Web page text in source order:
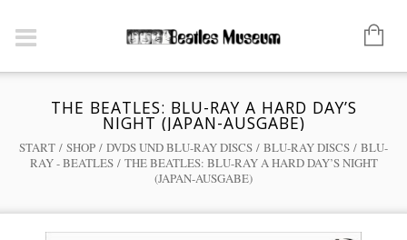
THE BEATLES: BLU-RAY A HARD DAY’S
NIGHT (JAPAN-AUSGABE)
START / SHOP / DVDS UND BLU-RAY DISCS / BLU-RAY DISCS / BLU-
RAY - BEATLES/ THE BEATLES: BLU-RAY A HARD DAY’S NIGHT
(JAPAN-AUSGABE)